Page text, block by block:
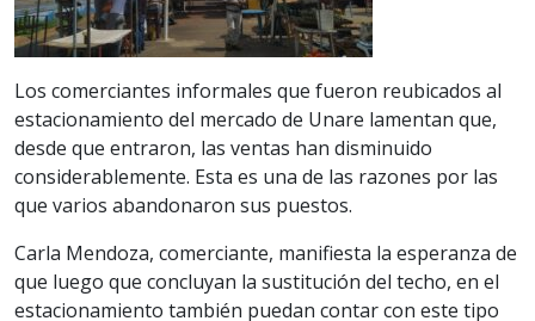
Los comerciantes informales que fueron reubicados al
estacionamiento del mercado de Unare lamentan que,
desde que entraron, las ventas han disminuido
considerablemente. Esta es una de las razones por las
que varios abandonaron sus puestos.
Carla Mendoza, comerciante, manifiesta la esperanza de
que luego que concluyan la sustitución del techo, en el
estacionamiento también puedan contar con este tipo